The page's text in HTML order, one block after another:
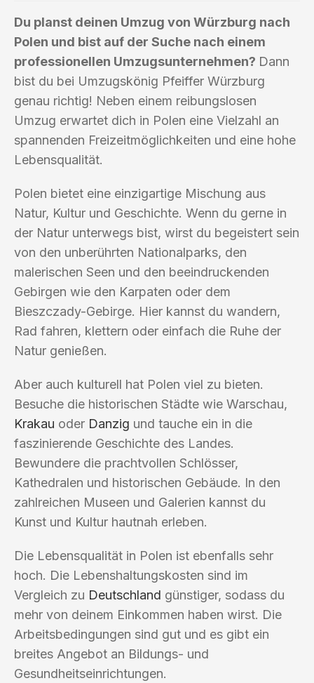
Du planst deinen Umzug von Würzburg nach
Polen und bist auf der Suche nach einem
professionellen Umzugsunternehmen? Dann
bist du bei Umzugskönig Pfeiffer Würzburg
genau richtig! Neben einem reibungslosen
Umzug erwartet dich in Polen eine Vielzahl an
spannenden Freizeitmöglichkeiten und eine hohe
Lebensqualität.
Polen bietet eine einzigartige Mischung aus
Natur, Kultur und Geschichte. Wenn du gerne in
der Natur unterwegs bist, wirst du begeistert sein
von den unberührten Nationalparks, den
malerischen Seen und den beeindruckenden
Gebirgen wie den Karpaten oder dem
Bieszczady-Gebirge. Hier kannst du wandern,
Rad fahren, klettern oder einfach die Ruhe der
Natur genießen.
Aber auch kulturell hat Polen viel zu bieten.
Besuche die historischen Städte wie Warschau,
Krakau oder Danzig und tauche ein in die
faszinierende Geschichte des Landes.
Bewundere die prachtvollen Schlösser,
Kathedralen und historischen Gebäude. In den
zahlreichen Museen und Galerien kannst du
Kunst und Kultur hautnah erleben.
Die Lebensqualität in Polen ist ebenfalls sehr
hoch. Die Lebenshaltungskosten sind im
Vergleich zu Deutschland günstiger, sodass du
mehr von deinem Einkommen haben wirst. Die
Arbeitsbedingungen sind gut und es gibt ein
breites Angebot an Bildungs- und
Gesundheitseinrichtungen.